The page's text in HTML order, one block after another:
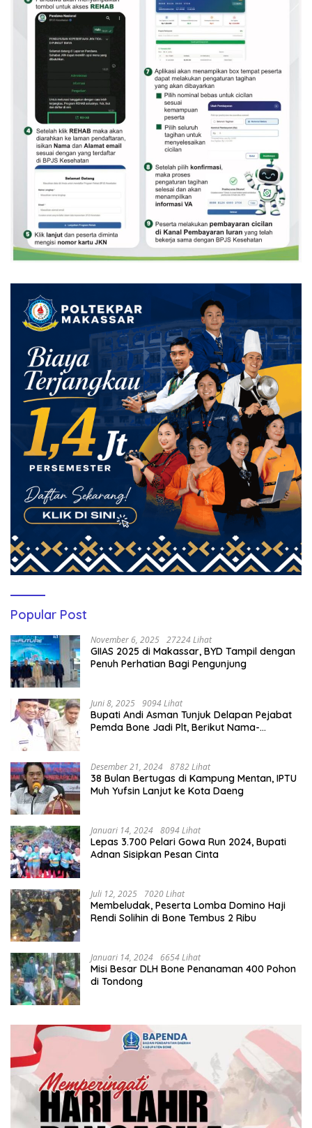
Popular Post
November 6, 2025 27224 Lihat
GIIAS 2025 di Makassar, BYD Tampil dengan
Penuh Perhatian Bagi Pengunjung
Juni 8, 2025 9094 Lihat
Bupati Andi Asman Tunjuk Delapan Pejabat
Pemda Bone Jadi Plt, Berikut Nama-
Desember 21, 2024 8782 Lihat
38 Bulan Bertugas di Kampung Mentan, IPTU
Muh Yufsin Lanjut ke Kota Daeng
Januari 14, 2024 8094 Lihat
Lepas 3.700 Pelari Gowa Run 2024, Bupati
Adnan Sisipkan Pesan Cinta
Juli 12, 2025 7020 Lihat
Membeludak, Peserta Lomba Domino Haji
Rendi Solihin di Bone Tembus 2 Ribu
Januari 14, 2024 6654 Lihat
Misi Besar DLH Bone Penanaman 400 Pohon
di Tondong